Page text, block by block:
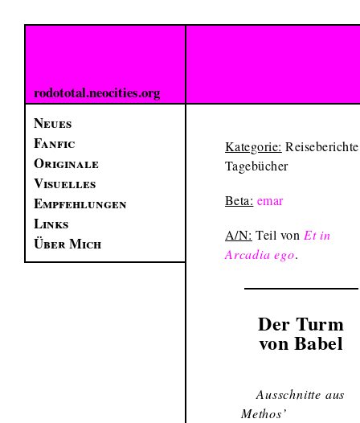
rodototal.neocities.org
Neues
Fanfic
Originale
Visuelles
Empfehlungen
Links
Über Mich
Kategorie:
Tagebücher
Beta: emar
A/N: Teil von Et in
Arcadia ego.
Der Turm
von Babel
Ausschnitte aus
Methos’